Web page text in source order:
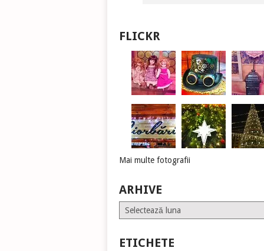
FLICKR
Mai multe fotografii
ARHIVE
Arhive
ETICHETE